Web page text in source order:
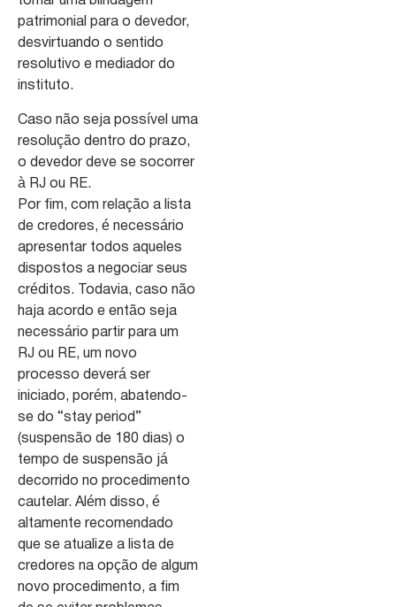
patrimonial para o devedor,
desvirtuando o sentido
resolutivo e mediador do
instituto.
Caso não seja possível uma
resolução dentro do prazo,
o devedor deve se socorrer
à RJ ou RE.
Por fim, com relação a lista
de credores, é necessário
apresentar todos aqueles
dispostos a negociar seus
créditos. Todavia, caso não
haja acordo e então seja
necessário partir para um
RJ ou RE, um novo
processo deverá ser
iniciado, porém, abatendo-
se do “stay period”
(suspensão de 180 dias) o
tempo de suspensão já
decorrido no procedimento
cautelar. Além disso, é
altamente recomendado
que se atualize a lista de
credores na opção de algum
novo procedimento, a fim